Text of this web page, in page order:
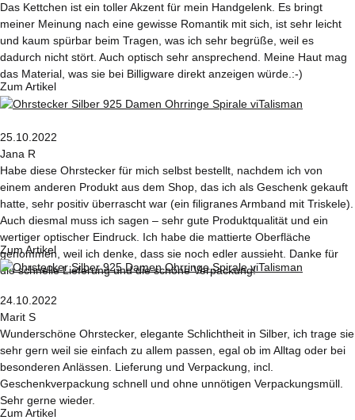
Das Kettchen ist ein toller Akzent für mein Handgelenk. Es bringt
meiner Meinung nach eine gewisse Romantik mit sich, ist sehr leicht
und kaum spürbar beim Tragen, was ich sehr begrüße, weil es
dadurch nicht stört. Auch optisch sehr ansprechend. Meine Haut mag
das Material, was sie bei Billigware direkt anzeigen würde.:-)
Zum Artikel
25.10.2022
Jana R
Habe diese Ohrstecker für mich selbst bestellt, nachdem ich von
einem anderen Produkt aus dem Shop, das ich als Geschenk gekauft
hatte, sehr positiv überrascht war (ein filigranes Armband mit Triskele).
Auch diesmal muss ich sagen – sehr gute Produktqualität und ein
wertiger optischer Eindruck. Ich habe die mattierte Oberfläche
genommen, weil ich denke, dass sie noch edler aussieht. Danke für
die schnelle Lieferung und die schöne Verpackung!
Zum Artikel
24.10.2022
Marit S
Wunderschöne Ohrstecker, elegante Schlichtheit in Silber, ich trage sie
sehr gern weil sie einfach zu allem passen, egal ob im Alltag oder bei
besonderen Anlässen. Lieferung und Verpackung, incl.
Geschenkverpackung schnell und ohne unnötigen Verpackungsmüll.
Sehr gerne wieder.
Zum Artikel